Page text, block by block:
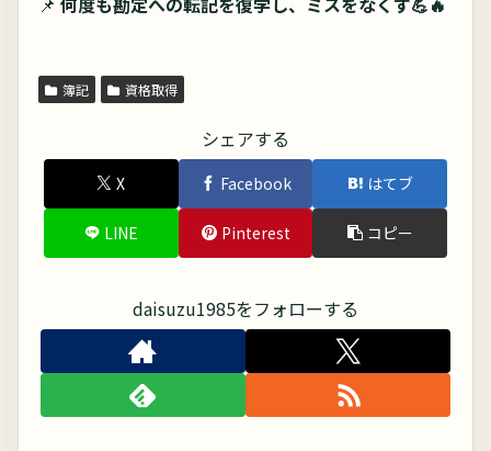
簿記 資格取得
シェアする
X Facebook はてブ
LINE Pinterest コピー
daisuzu1985をフォローする